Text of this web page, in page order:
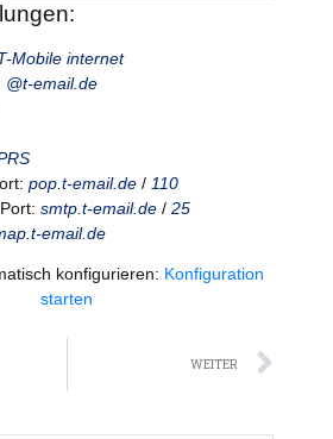
Mobile internet
@t-email.de
pop.t-email.de / 110
smtp.t-email.de / 25
email.de
konfigurieren: Konfiguration
starten
WEITER